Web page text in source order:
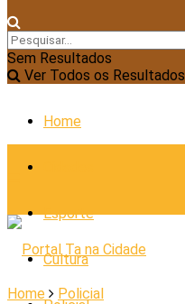
Sem Resultados
Ver Todos os Resultados
Home
Esporte
Cultura
Home Policial